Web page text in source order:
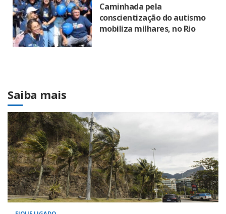
Caminhada pela
conscientização do autismo
mobiliza milhares, no Rio
Saiba mais